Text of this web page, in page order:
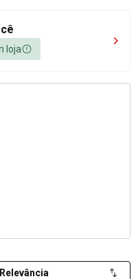
loja
Relevância